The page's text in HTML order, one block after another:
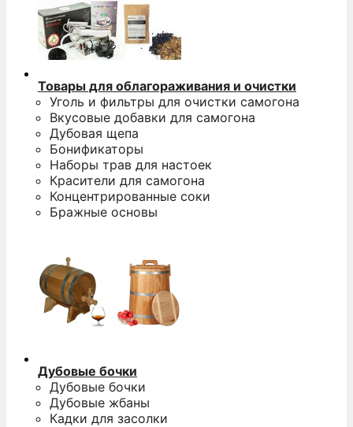
Товары для облагораживания и очистки
Уголь и фильтры для очистки самогона
Вкусовые добавки для самогона
Дубовая щепа
Бонификаторы
Наборы трав для настоек
Красители для самогона
Концентрированные соки
Бражные основы
Дубовые бочки
Дубовые бочки
Дубовые жбаны
Кадки для засолки